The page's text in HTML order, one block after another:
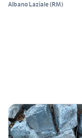
Albano Laziale(RM)